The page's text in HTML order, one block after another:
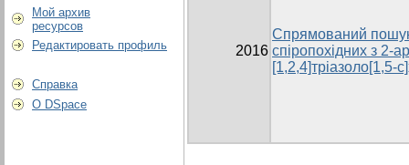
Мой архив
ресурсов
Редактировать профиль
Справка
О DSpace
2016
Спрямований
спіропохідних з 2-
[1,2,4]тріазоло[1,5-